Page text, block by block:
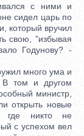
с ними и
сидел царь по
который вручил
свою, "избывая
Годунову? -
много ума и
В том и другом
министр,
открыть новые
где никто не
с успехом вел